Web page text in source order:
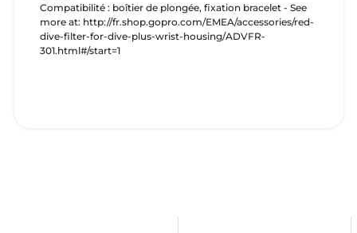
Compatibilité : boîtier de plongée, fixation bracelet - See
more at: http://fr.shop.gopro.com/EMEA/accessories/red-
dive-filter-for-dive-plus-wrist-housing/ADVFR-
301.html#/start=1